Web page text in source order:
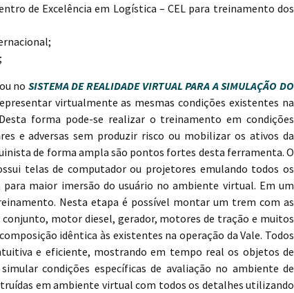
de Excelência em Logística – CEL para treinamento dos
no SISTEMA DE REALIDADE VIRTUAL PARA A SIMULAÇÃO DO
virtualmente as mesmas condições existentes na
forma pode-se realizar o treinamento em condições
e adversas sem produzir risco ou mobilizar os ativos da
de forma ampla são pontos fortes desta ferramenta. O
telas de computador ou projetores emulando todos os
maior imersão do usuário no ambiente virtual. Em um
Nesta etapa é possível montar um trem com as
motor diesel, gerador, motores de tração e muitos
idêntica às existentes na operação da Vale. Todos
e eficiente, mostrando em tempo real os objetos de
condições específicas de avaliação no ambiente de
em ambiente virtual com todos os detalhes utilizando